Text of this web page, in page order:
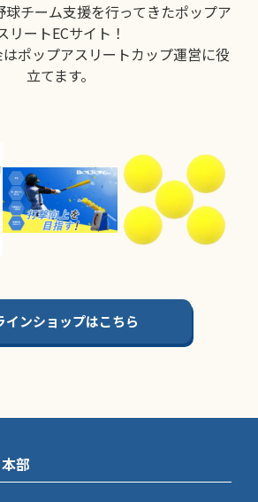
チーム支援を行ってきたポップア
リートECサイト！
ポップアスリートカップ運営に役
立てます。
インショップはこちら
部